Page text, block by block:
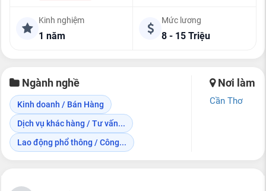
Kinh nghiệm
1 năm
Mức lương
8 - 15 Triệu
Ngành nghề
Kinh doanh / Bán Hàng
Dịch vụ khác hàng / Tư vấn...
Lao động phổ thông / Công...
Nơi làm
Cần Thơ